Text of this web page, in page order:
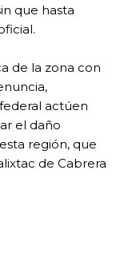
que hasta
de la zona con
actúen
el daño
región, que
de Cabrera